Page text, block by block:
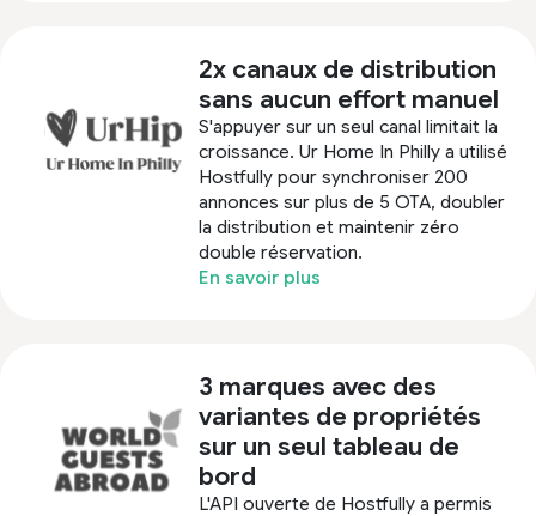
2x canaux de distribution
sans aucun effort manuel
S'appuyer sur un seul canal limitait la
croissance. Ur Home In Philly a utilisé
Hostfully pour synchroniser 200
annonces sur plus de 5 OTA, doubler
la distribution et maintenir zéro
double réservation.
En savoir plus
3 marques avec des
variantes de propriétés
sur un seul tableau de
bord
L'API ouverte de Hostfully a permis